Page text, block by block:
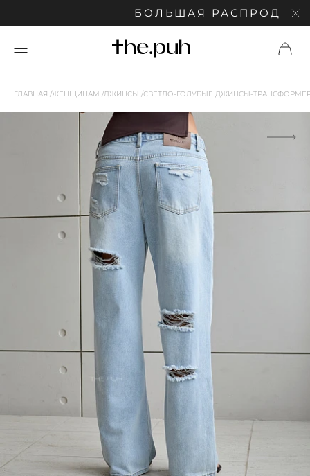
БОЛЬШАЯ РАСПРОДАЖА:
ГЛАВНАЯ ЖЕНЩИНАМ ДЖИНСЫ СВЕТЛО-ГОЛУБЫЕ ДЖИНСЫ-